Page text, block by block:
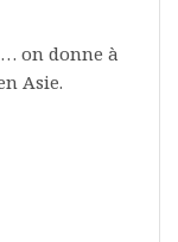
on donne à
Asie.